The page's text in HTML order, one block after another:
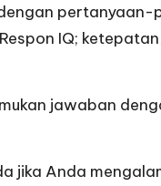
IQ;
jawaban
jika Anda